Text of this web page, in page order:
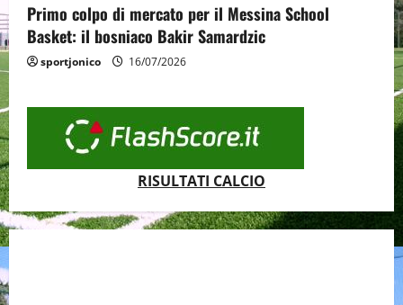
Primo colpo di mercato per il Messina School
Basket: il bosniaco Bakir Samardzic
sportjonico 16/07/2026
RISULTATI CALCIO